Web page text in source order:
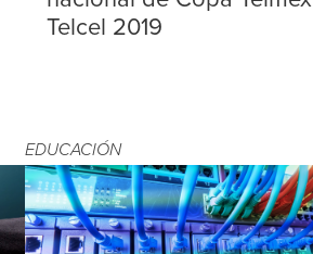
Telcel 2019
EDUCACIÓN